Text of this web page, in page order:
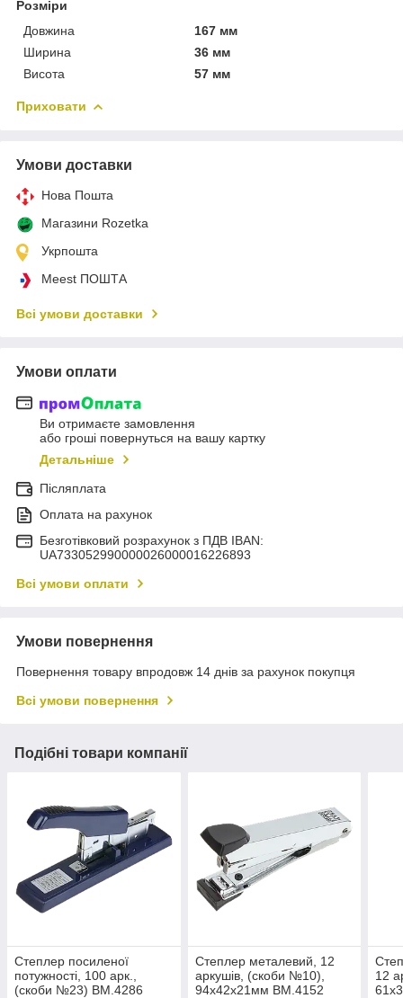
Розміри
Довжина
167 мм
Ширина
36 мм
Висота
57 мм
Приховати
Умови доставки
Нова Пошта
Магазини Rozetka
Укрпошта
Meest ПОШТА
Всі умови доставки
Умови оплати
Ви отримаєте замовлення
або гроші повернуться на вашу картку
Детальніше
Післяплата
Оплата на рахунок
Безготівковий розрахунок з ПДВ IBAN:
UA733052990000026000016226893
Всі умови оплати
Умови повернення
Повернення товару впродовж 14 днів за рахунок покупця
Всі умови повернення
Подібні товари компанії
Степлер посиленої
потужності, 100 арк.,
(скоби №23) BM.4286
Степлер металевий, 12
аркушів, (скоби №10),
94x42x21мм BM.4152
12